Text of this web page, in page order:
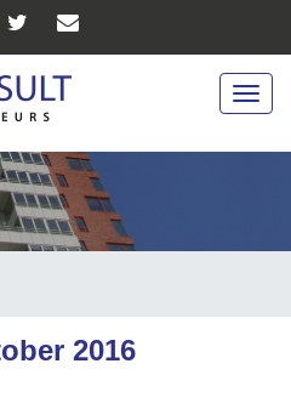
2016